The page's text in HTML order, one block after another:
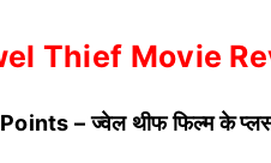
Thief Movie
– ज्वेल थीफ फिल्म के प्लस